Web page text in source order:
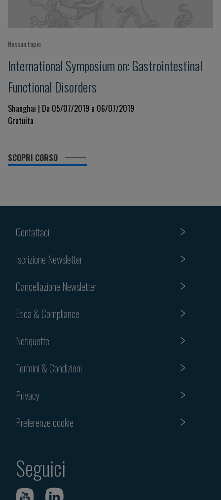
Nessun topic
International Symposium on: Gastrointestinal
Functional Disorders
Shanghai | Da 05/07/2019 a 06/07/2019
Gratuita
SCOPRI CORSO
Contattaci
Iscrizione Newsletter
Cancellazione Newsletter
Etica & Compliance
Netiquette
Termini & Condizioni
Privacy
Preferenze cookie
Seguici